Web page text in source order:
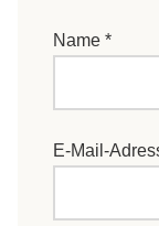
Name *
E-Mail-